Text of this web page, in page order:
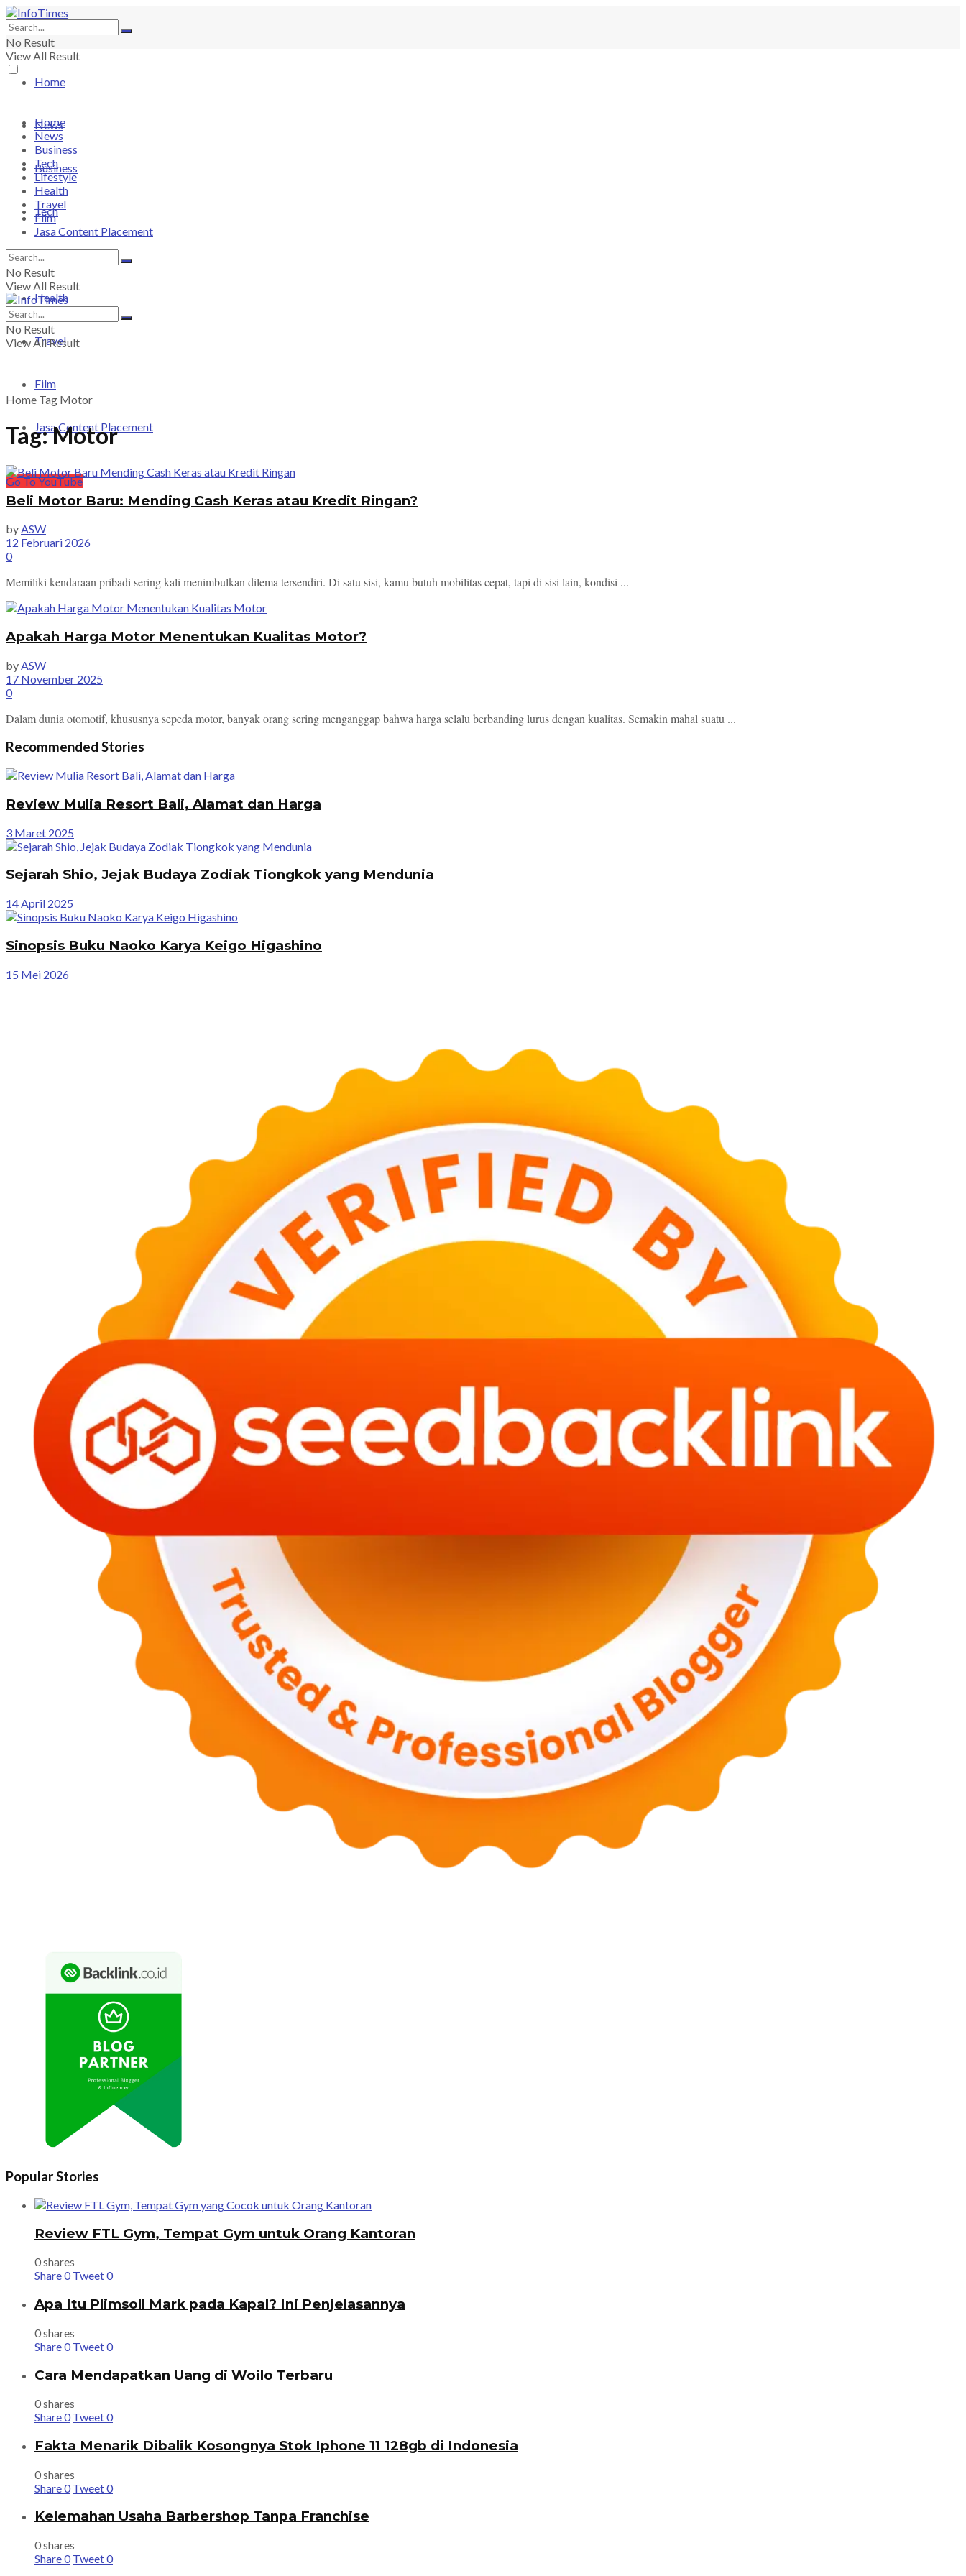
No Result
View All Result
Home
News
Business
Tech
Lifestyle
Health
Travel
Film
Jasa Content Placement
Go To YouTube
Home
News
Business
Tech
Lifestyle
Health
Travel
Film
Jasa Content Placement
No Result
View All Result
No Result
View All Result
Home Tag Motor
Tag:Motor
Beli Motor Baru: Mending Cash Keras atau Kredit Ringan?
byASW
12 Februari 2026
0
Memiliki kendaraan pribadi sering kali menimbulkan dilema tersendiri. Di satu sisi, kamu butuh mobilitas cepat, tapi di sisi lain, kondisi ...
Apakah Harga Motor Menentukan Kualitas Motor?
by ASW
17 November 2025
0
Dalam dunia otomotif, khususnya sepeda motor, banyak orang sering menganggap bahwa harga selalu berbanding lurus dengan kualitas. Semakin mahal suatu ...
Recommended Stories
Review Mulia Resort Bali, Alamat dan Harga
3 Maret 2025
Sejarah Shio, Jejak Budaya Zodiak Tiongkok yang Mendunia
14 April 2025
Sinopsis Buku Naoko Karya Keigo Higashino
15 Mei 2026
Popular Stories
Review FTL Gym, Tempat Gym untuk Orang Kantoran
0 shares
Share0 Tweet0
Apa Itu Plimsoll Mark pada Kapal? Ini Penjelasannya
0 shares
Share0 Tweet0
Cara Mendapatkan Uang di Woilo Terbaru
0 shares
Share0 Tweet0
Fakta Menarik Dibalik Kosongnya Stok Iphone 11 128gb di Indonesia
0 shares
Share0 Tweet0
Kelemahan Usaha Barbershop Tanpa Franchise
0 shares
Share0 Tweet0